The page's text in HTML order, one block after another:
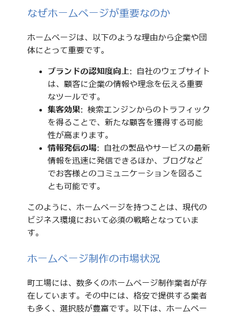
なぜホームページが重要なのか
ホームページは、以下のような理由から企業や団
体にとって重要です。
ブランドの認知度向上: 自社のウェブサイト
は、顧客に企業の情報や理念を伝える重要
なツールです。
集客効果: 検索エンジンからのトラフィック
を得ることで、新たな顧客を獲得する可能
性が高まります。
情報発信の場: 自社の製品やサービスの最新
情報を迅速に発信できるほか、ブログなど
でお客様とのコミュニケーションを図るこ
とも可能です。
このように、ホームページを持つことは、現代の
ビジネス環境において必須の戦略となっていま
す。
ホームページ制作の市場状況
町工場には、数多くのホームページ制作業者が存
在しています。その中には、格安で提供する業者
も多く、選択肢が豊富です。以下は、ホームペー